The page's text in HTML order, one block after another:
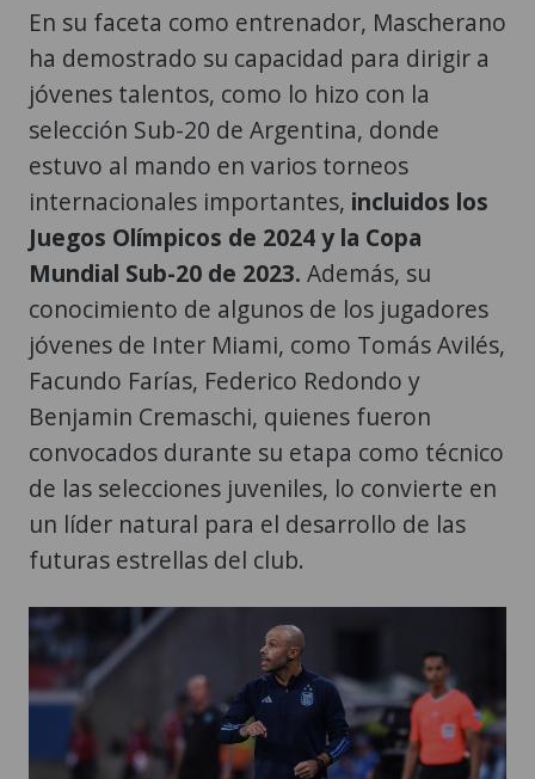
En su faceta como entrenador, Mascherano
ha demostrado su capacidad para dirigir a
jóvenes talentos, como lo hizo con la
selección Sub-20 de Argentina, donde
estuvo al mando en varios torneos
internacionales importantes, incluidos los
Juegos Olímpicos de 2024 y la Copa
Mundial Sub-20 de 2023. Además, su
conocimiento de algunos de los jugadores
jóvenes de Inter Miami, como Tomás Avilés,
Facundo Farías, Federico Redondo y
Benjamin Cremaschi, quienes fueron
convocados durante su etapa como técnico
de las selecciones juveniles, lo convierte en
un líder natural para el desarrollo de las
futuras estrellas del club.